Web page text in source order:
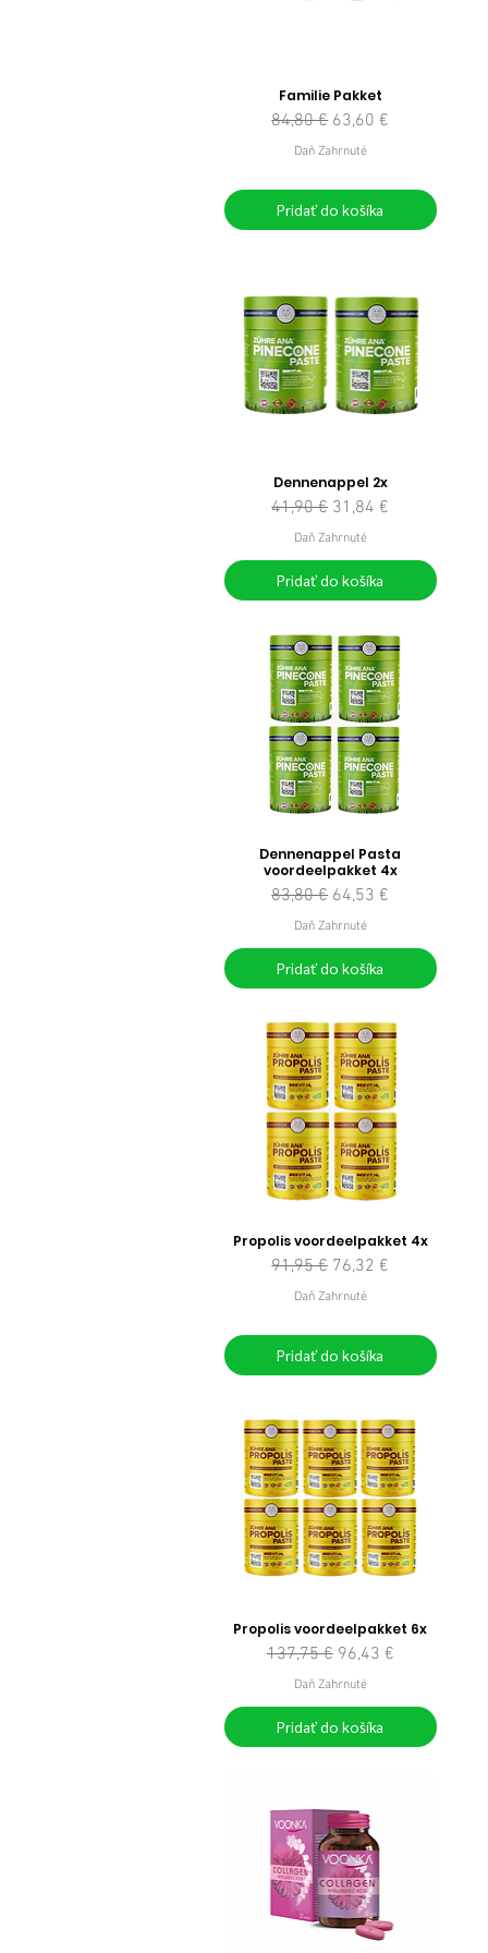
Familie Pakket
Normálna cena
84,80 € Zľavnená cena
63,60 €
Daň Zahrnuté
Pridať do košíka
Dennenappel 2x
Normálna cena
41,90 € Zľavnená cena
31,84 €
Daň Zahrnuté
Pridať do košíka
Dennenappel Pasta
voordeelpakket 4x
Normálna cena
83,80 € Zľavnená cena
64,53 €
Daň Zahrnuté
Pridať do košíka
Propolis voordeelpakket 4x
Normálna cena
91,95 € Zľavnená cena
76,32 €
Daň Zahrnuté
Pridať do košíka
Propolis voordeelpakket 6x
Normálna cena
137,75 € Zľavnená cena
96,43 €
Daň Zahrnuté
Pridať do košíka